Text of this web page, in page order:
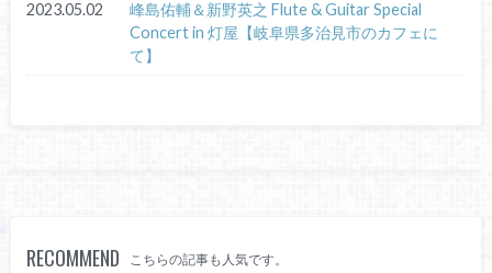
2023.05.02
峰島佑輔＆新野英之 Flute & Guitar Special
Concert in 灯屋【岐阜県多治見市のカフェに
て】
RECOMMEND こちらの記事も人気です。